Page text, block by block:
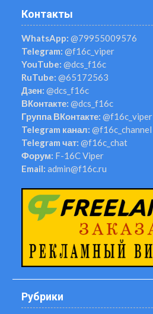
Контакты
WhatsApp: @79955009576
Telegram: @f16c_viper
YouTube: @dcs_f16c
RuTube: @65172563
Дзен: @dcs_f16c
ВКонтакте: @dcs_f16c
Группа ВКонтакте: @f16c_viper
Telegram канал: @f16c_channel
Telegram чат: @f16c_chat
Форум: F-16C Viper
Email: admin@f16c.ru
Рубрики